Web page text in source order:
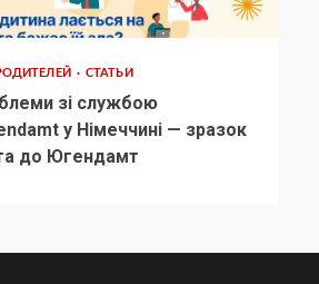
СТАТЬИ
зі службою
у Німеччині — зразок
до Югендамт